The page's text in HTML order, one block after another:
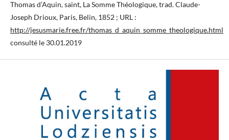
Thomas d’Aquin, saint, La Somme Théologique, trad. Claude-
Joseph Drioux, Paris, Belin, 1852 ; URL :
http://jesusmarie.free.fr/thomas_d_aquin_somme_theologique.html
consulté le 30.01.2019